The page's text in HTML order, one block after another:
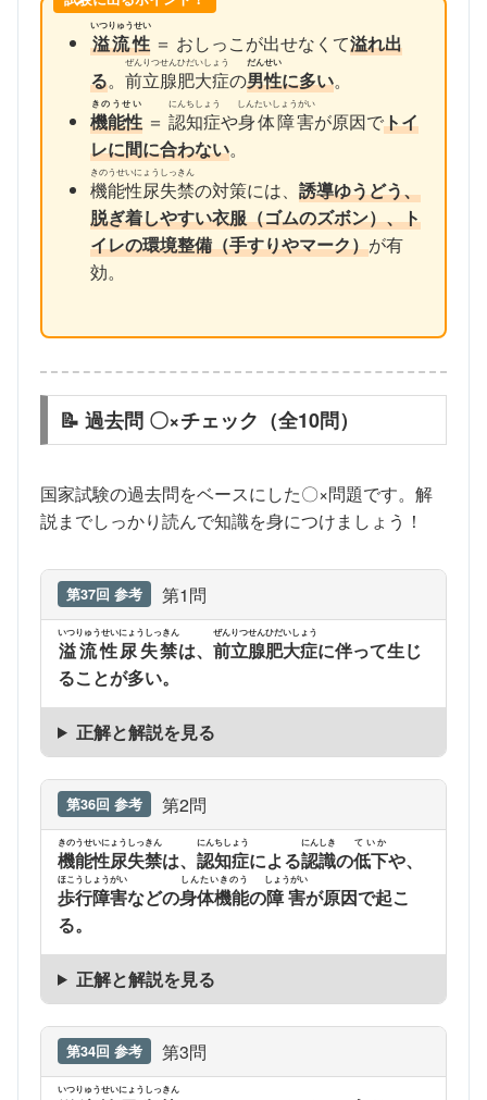
溢流性
いつりゅうせい
＝ おしっこが出せなくて溢れ出
る。前立腺肥大症
ぜんりつせんひだいしょう
の男性
だんせい
に多い。
機能性
きのうせい
＝認知症
にんちしょう
や身体障害
しんたいしょうがい
が原因でトイ
レに間に合わない。
機能性尿失禁
きのうせいにょうしっきん
の対策には、誘導ゆうどう、
脱ぎ着しやすい衣服（ゴムのズボン）、ト
イレの環境整備（手すりやマーク）が有
効。
📝 過去問 〇×チェック（全10問）
国家試験の過去問をベースにした〇×問題です。解
説までしっかり読んで知識を身につけましょう！
第37回 参考 第1問
溢流性尿失禁
いつりゅうせいにょうしっきん
は、 前立腺肥大症
ぜんりつせんひだいしょう
に伴って生じ
ることが多い。
正解と解説を見る
第36回 参考 第2問
機能性尿失禁
きのうせいにょうしっきん
は、 認知症
にんちしょう
による認識
にんしき
の低下
ていか
や、
歩行障害
ほこうしょうがい
などの身体機能
しんたいきのう
の障害
しょうがい
が原因で起こ
る。
正解と解説を見る
第34回 参考 第3問
いつりゅうせいにょうしっきん